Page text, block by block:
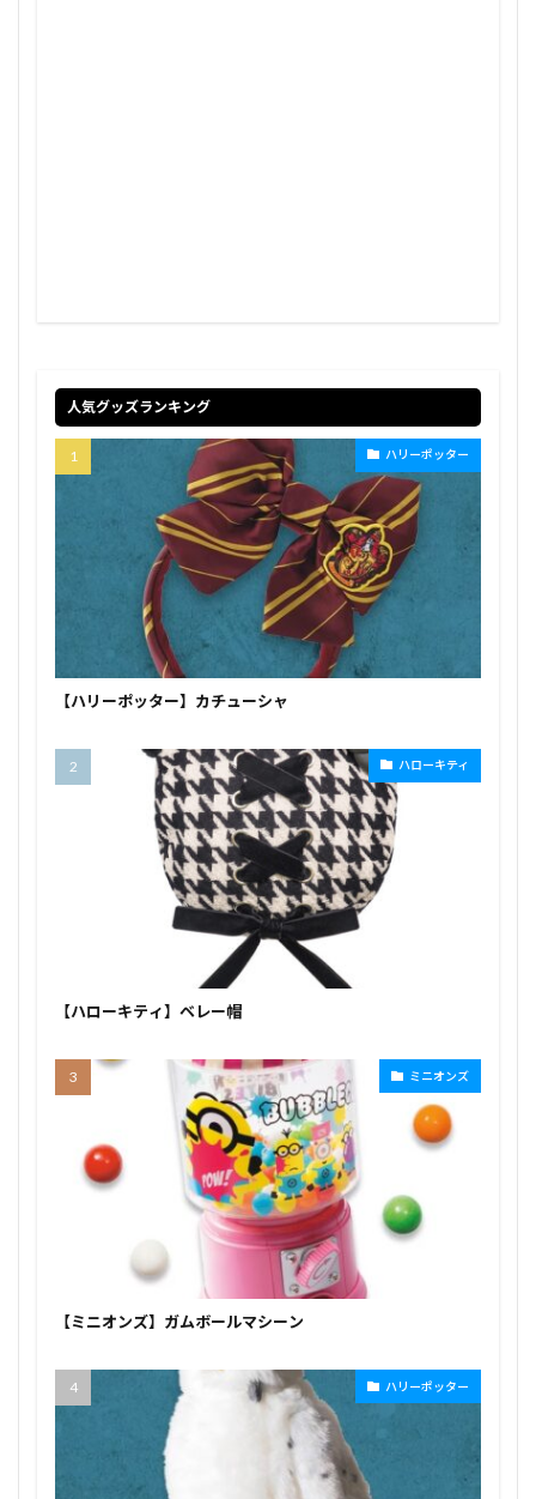
人気グッズランキング
ハリーポッター
【ハリーポッター】カチューシャ
ハローキティ
【ハローキティ】ベレー帽
ミニオンズ
【ミニオンズ】ガムボールマシーン
ハリーポッター